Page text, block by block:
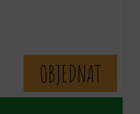
OBJEDNAT